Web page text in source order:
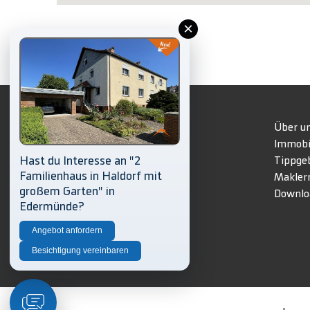
Immobilie kaufen/mieten
Immobilie verkaufen
Immobilie bewerten
Gesuch aufgeben
Wohnraumnavigator
Hell
Über
×
Hast du Interesse an "2
Familienhaus in Haldorf mit
großem Garten" in
Edermünde?
Angebot anfordern
Besichtigung vereinbaren